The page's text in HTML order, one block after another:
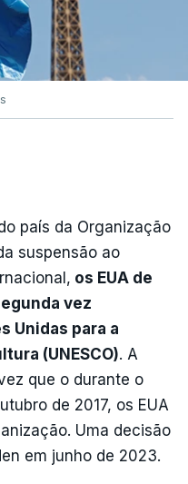
país da Organização
suspensão ao
os EUA de
vez
Unidas para a
(UNESCO). A
que o durante o
de 2017, os EUA
Uma decisão
em junho de 2023.